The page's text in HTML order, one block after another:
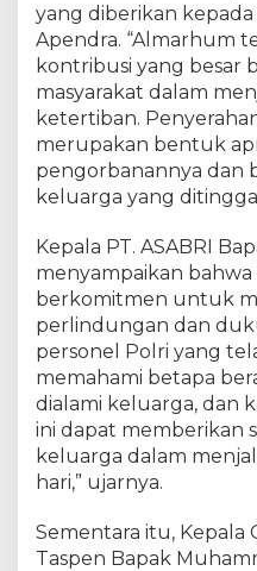
i
T
a
s
p
e
n
e
r
e
r
h
a
t
i
K
e
yang diberikan
Apendra. “Almarhum
kontribusi yang besar
masyarakat dalam
ketertiban.
merupakan bentuk
pengorbanannya dan
keluarga yang
Kepala PT. ASABRI
menyampaikan
berkomitmen untuk
perlindungan dan
personel Polri yang
memahami betapa
dialami keluarga, dan
ini dapat memberikan
keluarga dalam
hari,” ujarnya.
Sementara itu, Kepala
Taspen Bapak